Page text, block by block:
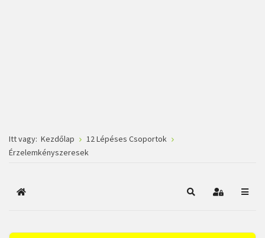
Itt vagy: Kezdőlap
12 Lépéses Csoportok
Érzelemkényszeresek
Főoldal Keresés